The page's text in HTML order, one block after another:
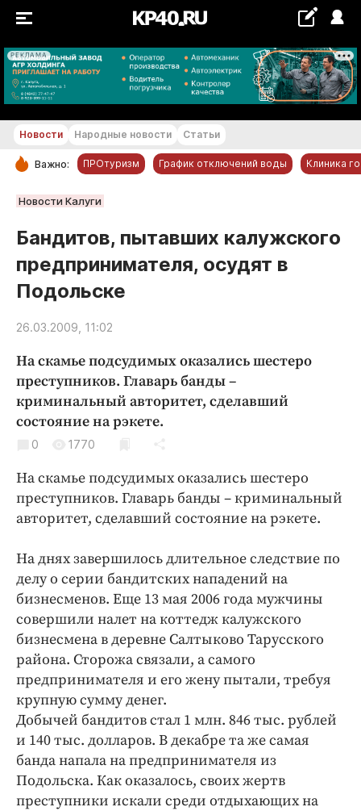
РЕКЛАМА
+28 °С
РУБРИКИ
Новости компаний
Статьи
Народные новости
Авто и транспорт
Криминал
Культура
Недвижимость и ЖКХ
Образование
Погода
Праздники
Спорт
Экономика и бизнес
ПРОЕКТЫ
Блоги
Издания
Медиаперсона
Интересное чтиво
Клиника года
Бренд года
Работодатель года
Новости Народные новости Статьи
Важно: ПРОтуризм График отключений воды Клиника
Новости Калуги
Бандитов, пытавших калужского
предпринимателя, осудят в
Подольске
26.03.2009, 11:02
На скамье подсудимых оказались шестеро
преступников. Главарь банды –
криминальный авторитет, сделавший
состояние на рэкете.
0 1770
На скамье подсудимых оказались шестеро
преступников. Главарь банды – криминальный
авторитет, сделавший состояние на рэкете.
На днях завершилось длительное следствие по
делу о серии бандитских нападений на
бизнесменов. Еще 13 мая 2006 года мужчины
совершили налет на коттедж калужского
бизнесмена в деревне Салтыково Тарусского
района. Сторожа связали, а самого
предпринимателя и его жену пытали, требуя
крупную сумму денег.
Добычей бандитов стал 1 млн. 846 тыс. рублей
и 140 тыс. долларов. В декабре та же самая
банда напала на предпринимателя из
Подольска. Как оказалось, своих жертв
преступники искали среди отдыхающих на